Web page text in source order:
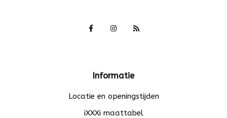
Informatie
Locatie en openingstijden
iXXXi maattabel